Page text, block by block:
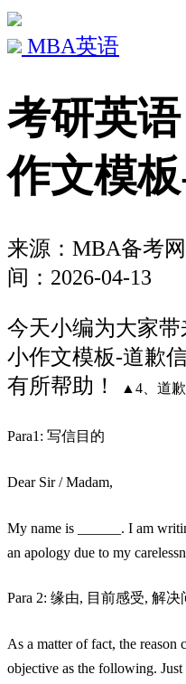
MBA英语
考研英
作文模
来源： MBA备考网
间：2026-04-13
今天小编为大家
小作文模板-道歉
有所帮助！
▲4、道
Para1: 写信目的
Dear Sir / Madam,
My name is ______. I am
an apology due to my
Para 2: 缘由, 目前感受, 解
As a matter of fact, the reason
objective as the following.